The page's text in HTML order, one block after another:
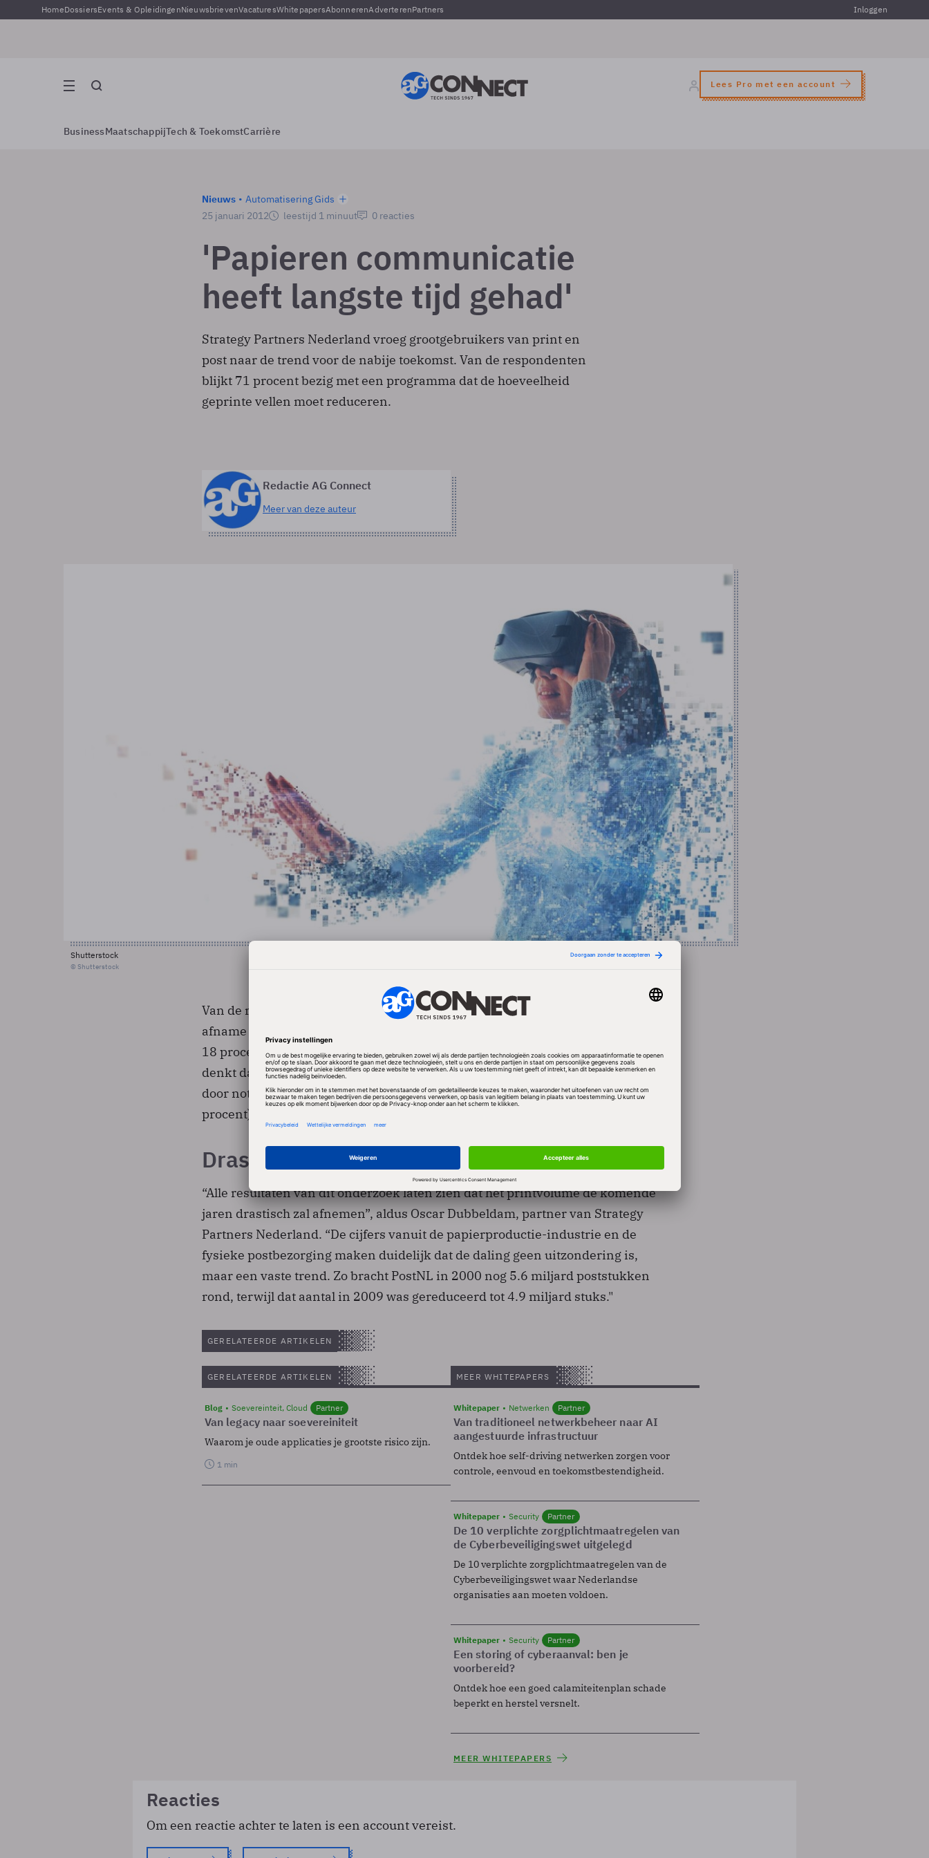
HomeDossiersEvents & OpleidingenNieuwsbrievenVacaturesWhitepapersAbonnerenAdverterenPartners Inloggen
Lees Pro met een account
BusinessMaatschappijTech & ToekomstCarrière
Nieuws
Automatisering Gids
25 januari 2012
leestijd 1 minuut 0 reacties
'Papieren communicatie
heeft langste tijd gehad'
Strategy Partners Nederland vroeg grootgebruikers van print en
post naar de trend voor de nabije toekomst. Van de respondenten
blijkt 71 procent bezig met een programma dat de hoeveelheid
geprinte vellen moet reduceren.
Redactie AG Connect
Meer van deze auteur
Shutterstock
© Shutterstock
Van de respondenten verwacht 76 procent in de komende drie jaar een
afname van 10 procent of meer in het printvolume binnen de organisatie. En
18 procent rekent zelfs op 50 procent of meer. De helft van de respondenten
denkt dat deze daling vooral zal gelden voor transactiedocumenten, gevolgd
door nota’s en facturen (bijna 40 procent) en algemene communicatie (35
procent).
Drastische daling print voorzien
“Alle resultaten van dit onderzoek laten zien dat het printvolume de komende
jaren drastisch zal afnemen”, aldus Oscar Dubbeldam, partner van Strategy
Partners Nederland. “De cijfers vanuit de papierproductie-industrie en de
fysieke postbezorging maken duidelijk dat de daling geen uitzondering is,
maar een vaste trend. Zo bracht PostNL in 2000 nog 5.6 miljard poststukken
rond, terwijl dat aantal in 2009 was gereduceerd tot 4.9 miljard stuks."
GERELATEERDE ARTIKELEN
GERELATEERDE ARTIKELEN
Blog Soevereinteit, Cloud Partner
Van legacy naar soevereiniteit
Waarom je oude applicaties je grootste risico zijn.
1 min
MEER WHITEPAPERS
Whitepaper Netwerken Partner
Van traditioneel netwerkbeheer naar AI
aangestuurde infrastructuur
Ontdek hoe self-driving netwerken zorgen voor
controle, eenvoud en toekomstbestendigheid.
Whitepaper Security Partner
De 10 verplichte zorgplichtmaatregelen van
de Cyberbeveiligingswet uitgelegd
De 10 verplichte zorgplichtmaatregelen van de
Cyberbeveiligingswet waar Nederlandse
organisaties aan moeten voldoen.
Whitepaper Security Partner
Een storing of cyberaanval: ben je
voorbereid?
Ontdek hoe een goed calamiteitenplan schade
beperkt en herstel versnelt.
MEER WHITEPAPERS
Reacties
Om een reactie achter te laten is een account vereist.